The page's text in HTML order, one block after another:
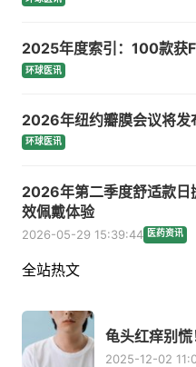
2025年度索引：100款获
环球医讯
2026年纽约瓣膜会议将发
环球医讯
2026年第二季度舒适款日
效佩戴体验
2026-05-29 15:39:44 医药资讯
全站热文
龟头红痒别
2025-12-02